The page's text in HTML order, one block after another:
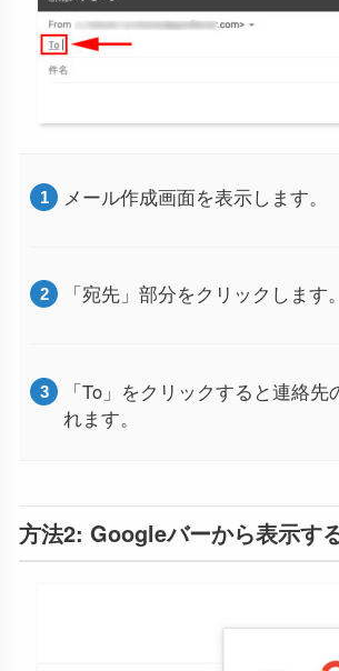
メール作成画面を表示します。
「宛先」部分をクリックします。
「To」をクリックすると連絡先
れます。
方法2: Googleバーから表示す